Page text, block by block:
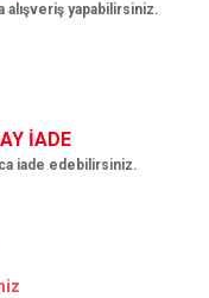
alışveriş yapabilirsiniz.
İADE
iade edebilirsiniz.